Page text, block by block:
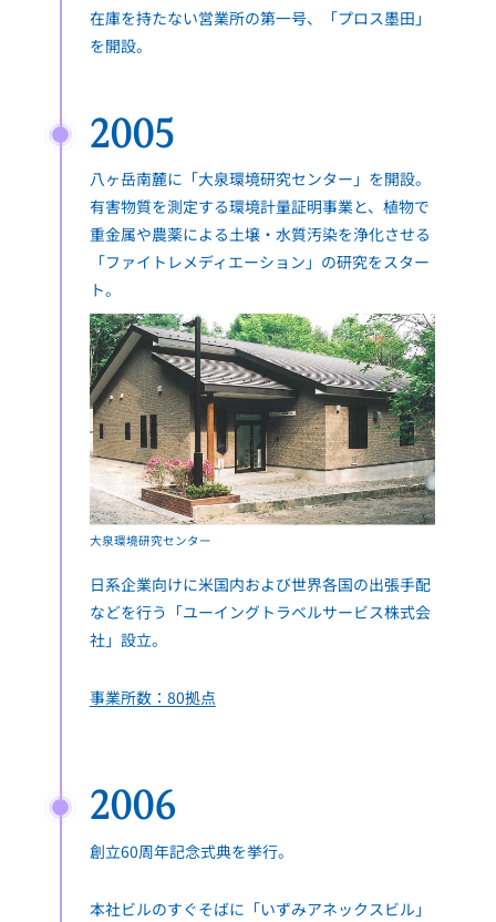
在庫を持たない営業所の第一号、「プロス墨田」
を開設。
2005
八ヶ岳南麓に「大泉環境研究センター」を開設。
有害物質を測定する環境計量証明事業と、植物で
重金属や農薬による土壌・水質汚染を浄化させる
「ファイトレメディエーション」の研究をスター
ト。
大泉環境研究センター
日系企業向けに米国内および世界各国の出張手配
などを行う「ユーイングトラベルサービス株式会
社」設立。
事業所数：80拠点
2006
創立60周年記念式典を挙行。
本社ビルのすぐそばに「いずみアネックスビル」